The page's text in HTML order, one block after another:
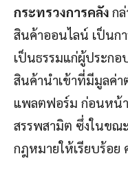
กระทรวงการคลัง ก
สินค้าออนไลน์ เป็นก
เป็นธรรมแก่ผู้ประกอ
สินค้านำเข้าที่มีมูลค่า
แพลตฟอร์ม ก่อนหน้า
สรรพสามิต ซึ่งในขณ
กฎหมายให้เรียบร้อย